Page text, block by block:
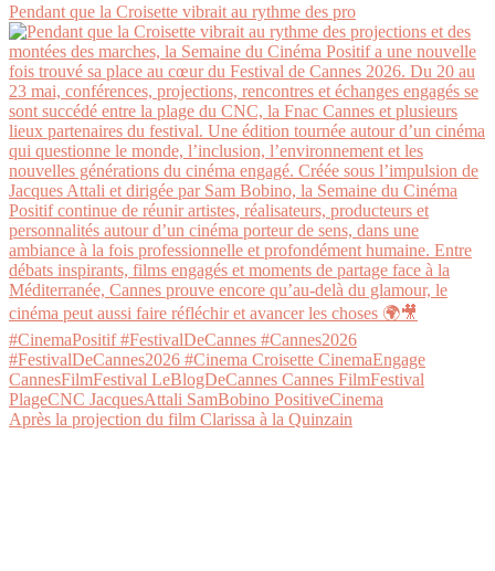
Pendant que la Croisette vibrait au rythme des pro
Après la projection du film Clarissa à la Quinzain